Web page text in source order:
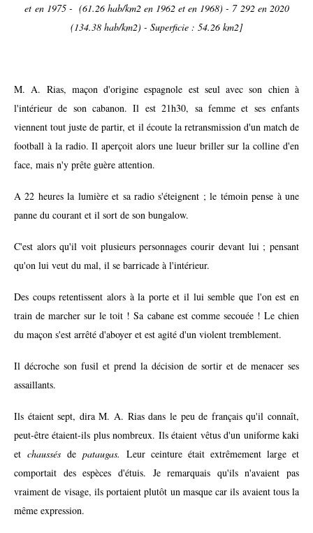
et en 1975 - (61.26 hab/km2 en 1962 et en 1968) - 7 292 en 2020
(134.38 hab/km2) - Superficie : 54.26 km2]
M. A. Rias, maçon d'origine espagnole est seul avec son chien à
l'intérieur de son cabanon. Il est 21h30, sa femme et ses enfants
viennent tout juste de partir, et il écoute la retransmission d'un match de
football à la radio. Il aperçoit alors une lueur briller sur la colline d'en
face, mais n'y prête guère attention.
A 22 heures la lumière et sa radio s'éteignent ; le témoin pense à une
panne du courant et il sort de son bungalow.
C'est alors qu'il voit plusieurs personnages courir devant lui ; pensant
qu'on lui veut du mal, il se barricade à l'intérieur.
Des coups retentissent alors à la porte et il lui semble que l'on est en
train de marcher sur le toit ! Sa cabane est comme secouée ! Le chien
du maçon s'est arrêté d'aboyer et est agité d'un violent tremblement.
Il décroche son fusil et prend la décision de sortir et de menacer ses
assaillants.
Ils étaient sept, dira M. A. Rias dans le peu de français qu'il connaît,
peut-être étaient-ils plus nombreux. Ils étaient vêtus d'un uniforme kaki
et chaussés de pataugas. Leur ceinture était extrêmement large et
comportait des espèces d'étuis. Je remarquais qu'ils n'avaient pas
vraiment de visage, ils portaient plutôt un masque car ils avaient tous la
même expression.